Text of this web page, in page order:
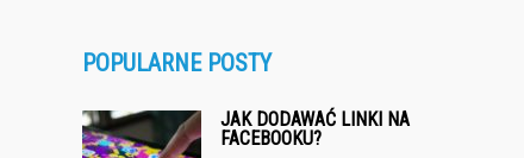
POPULARNE POSTY
JAK DODAWAĆ LINKI NA
FACEBOOKU?